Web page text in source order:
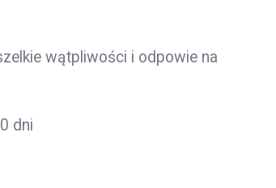
wątpliwości i odpowie na
dni